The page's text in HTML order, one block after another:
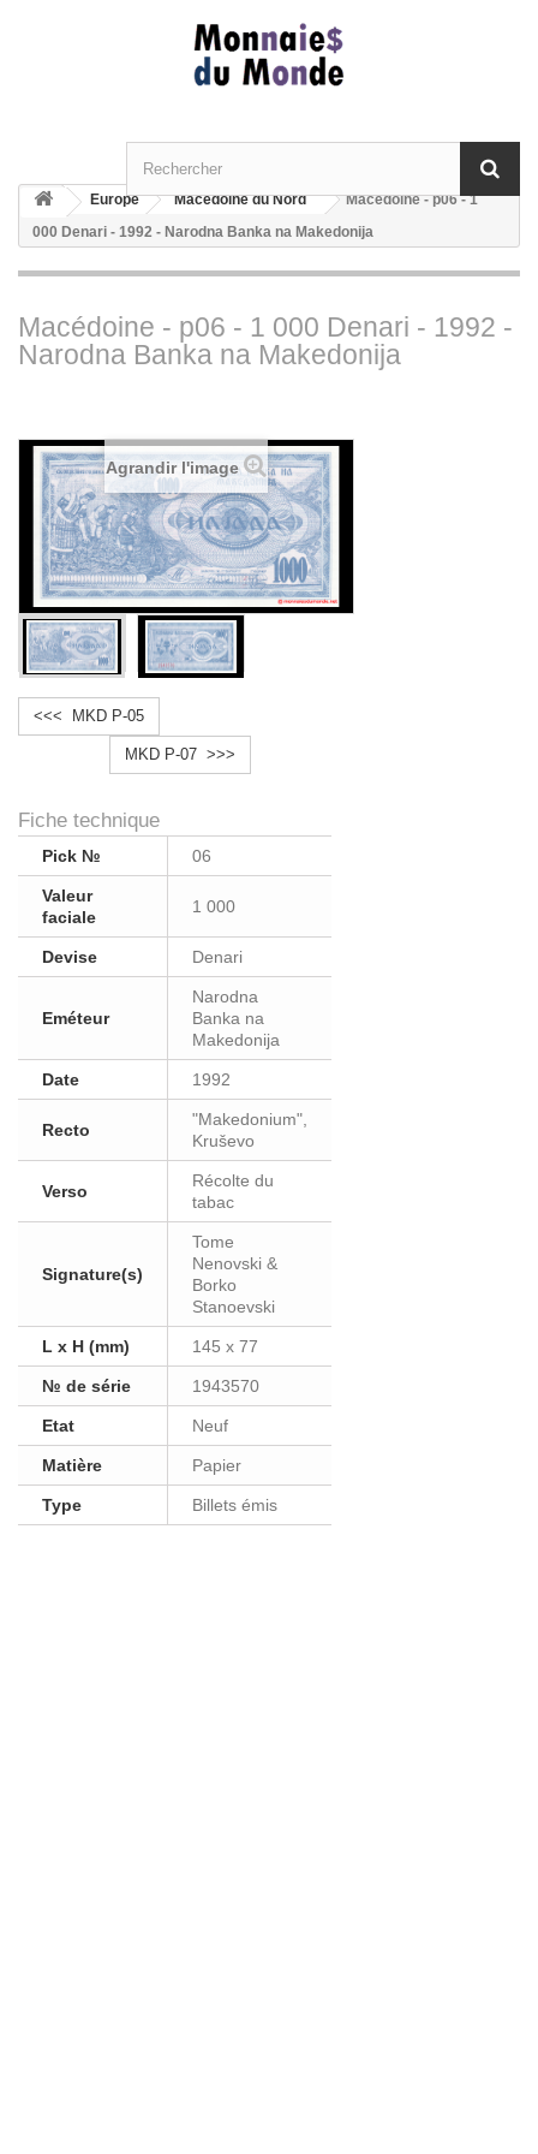
Europe Macédoine du Nord
Macédoine - p06 - 1
000 Denari - 1992 - Narodna Banka na Makedonija
Macédoine - p06 - 1 000 Denari - 1992 -
Narodna Banka na Makedonija
Agrandir l'image
<<< MKD P-05
MKD P-07 >>>
Fiche technique
Pick № 06
Valeur
faciale
1 000
Devise Denari
Eméteur
Narodna
Banka na
Makedonija
Date 1992
Recto
"Makedonium",
Kruševo
Verso
Récolte du
tabac
Signature(s)
Tome
Nenovski &
Borko
Stanoevski
L x H (mm) 145 x 77
№ de série 1943570
Etat Neuf
Matière Papier
Type Billets émis